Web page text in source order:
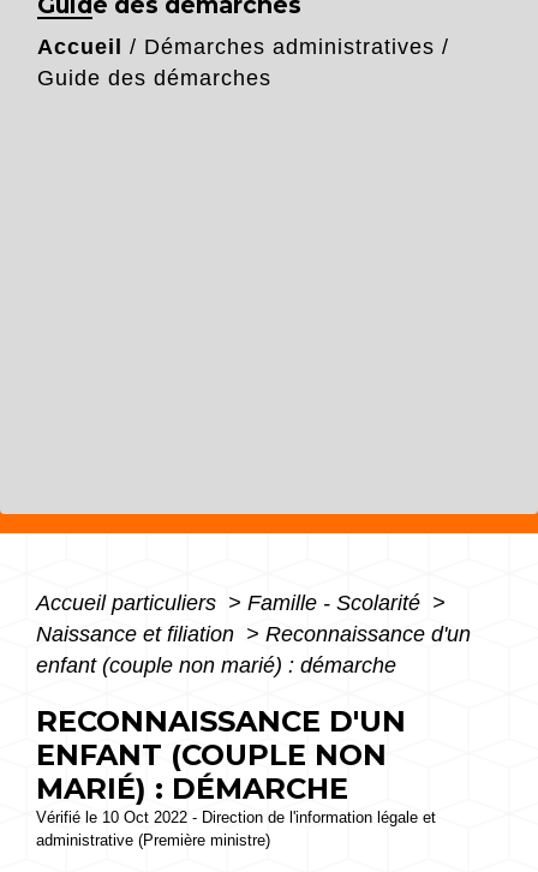
Accueil / Démarches administratives /
Guide des démarches
Accueil particuliers > Famille - Scolarité >
Naissance et filiation > Reconnaissance d'un
enfant (couple non marié) : démarche
RECONNAISSANCE D'UN
ENFANT (COUPLE NON
MARIÉ) : DÉMARCHE
Vérifié le 10 Oct 2022 - Direction de l'information légale et
administrative (Première ministre)